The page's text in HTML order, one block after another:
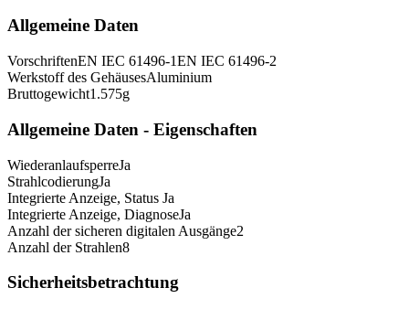
Allgemeine Daten
VorschriftenEN IEC 61496-1EN IEC 61496-2
Werkstoff des GehäusesAluminium
Bruttogewicht1.575g
Allgemeine Daten - Eigenschaften
WiederanlaufsperreJa
StrahlcodierungJa
Integrierte Anzeige, Status Ja
Integrierte Anzeige, DiagnoseJa
Anzahl der sicheren digitalen Ausgänge2
Anzahl der Strahlen8
Sicherheitsbetrachtung